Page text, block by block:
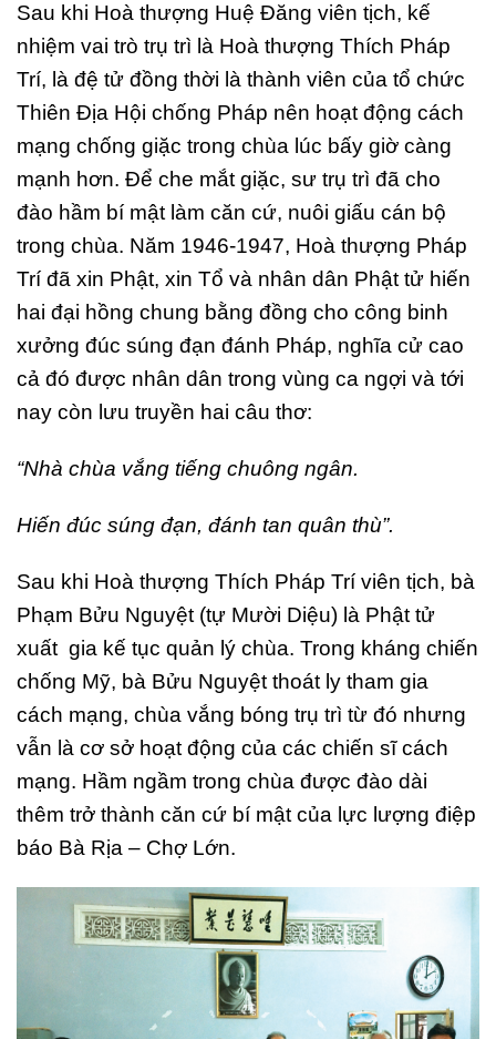
Sau khi Hoà thượng Huệ Đăng viên tịch, kế
nhiệm vai trò trụ trì là Hoà thượng Thích Pháp
Trí, là đệ tử đồng thời là thành viên của tổ chức
Thiên Địa Hội chống Pháp nên hoạt động cách
mạng chống giặc trong chùa lúc bấy giờ càng
mạnh hơn. Để che mắt giặc, sư trụ trì đã cho
đào hầm bí mật làm căn cứ, nuôi giấu cán bộ
trong chùa. Năm 1946-1947, Hoà thượng Pháp
Trí đã xin Phật, xin Tổ và nhân dân Phật tử hiến
hai đại hồng chung bằng đồng cho công binh
xưởng đúc súng đạn đánh Pháp, nghĩa cử cao
cả đó được nhân dân trong vùng ca ngợi và tới
nay còn lưu truyền hai câu thơ:
“Nhà chùa vắng tiếng chuông ngân.
Hiến đúc súng đạn, đánh tan quân thù”.
Sau khi Hoà thượng Thích Pháp Trí viên tịch, bà
Phạm Bửu Nguyệt (tự Mười Diệu) là Phật tử
xuất gia kế tục quản lý chùa. Trong kháng chiến
chống Mỹ, bà Bửu Nguyệt thoát ly tham gia
cách mạng, chùa vắng bóng trụ trì từ đó nhưng
vẫn là cơ sở hoạt động của các chiến sĩ cách
mạng. Hầm ngầm trong chùa được đào dài
thêm trở thành căn cứ bí mật của lực lượng điệp
báo Bà Rịa – Chợ Lớn.